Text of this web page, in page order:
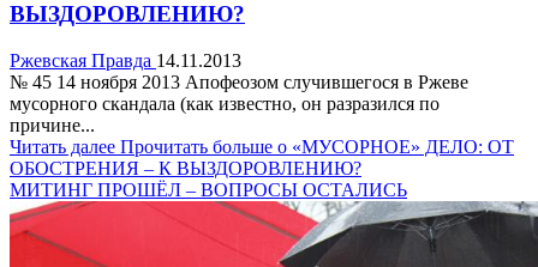
ВЫЗДОРОВЛЕНИЮ?
Ржевская Правда 14.11.2013
№ 45 14 ноября 2013 Апофеозом случившегося в Ржеве
мусорного скандала (как известно, он разразился по
причине...
Читать далее Прочитать больше о «МУСОРНОЕ» ДЕЛО: ОТ
ОБОСТРЕНИЯ – К ВЫЗДОРОВЛЕНИЮ?
МИТИНГ ПРОШЁЛ – ВОПРОСЫ ОСТАЛИСЬ